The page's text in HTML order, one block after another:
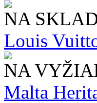
NA
Louis
NA
Malta